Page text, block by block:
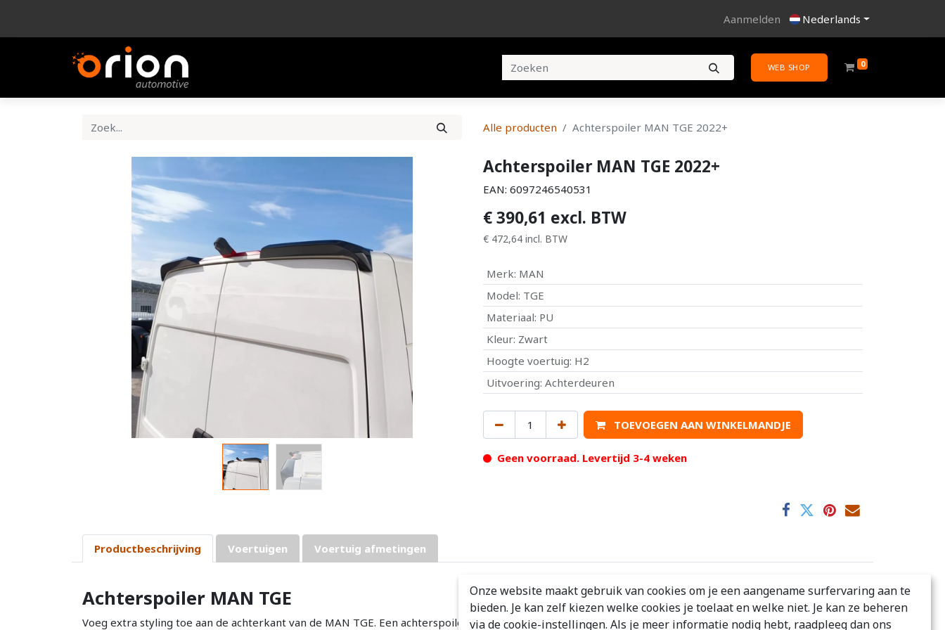
Aanmelden Nederlands
WEB SHOP 0
Alle producten Achterspoiler MAN TGE 2022+
Achterspoiler MAN TGE 2022+
EAN: 6097246540531
€390,61 excl. BTW
€ 472,64 incl. BTW
Merk: MAN
Model: TGE
Materiaal: PU
Kleur: Zwart
Hoogte voertuig: H2
Uitvoering: Achterdeuren
TOEVOEGEN AAN WINKELMANDJE
Geen voorraad. Levertijd 3-4 weken
Productbeschrijving Voertuigen Voertuig afmetingen
Achterspoiler MAN TGE
Voeg extra styling toe aan de achterkant van de MAN TGE. Een achterspoiler geeft de bedrijfswagen een unieke uitstraling en voegt extra body toe. Jouw
Onze website maakt gebruik van cookies om je een aangename surfervaring aan te
bieden. Je kan zelf kiezen welke cookies je toelaat en welke niet. Je kan ze beheren
via de cookie-instellingen. Als je meer informatie nodig hebt, raadpleeg dan ons